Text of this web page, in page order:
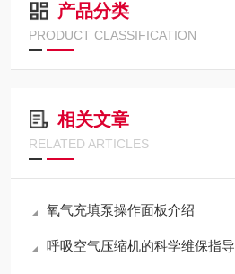
产品分类
PRODUCT CLASSIFICATION
相关文章
RELATED ARTICLES
氧气充填泵操作面板介绍
呼吸空气压缩机的科学维保指导